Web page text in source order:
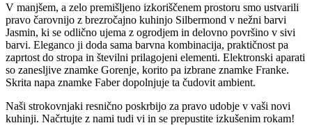
V manjšem, a zelo premišljeno izkoriščenem prostoru smo ustvarili
pravo čarovnijo z brezročajno kuhinjo Silbermond v nežni barvi
Jasmin, ki se odlično ujema z ogrodjem in delovno površino v sivi
barvi. Eleganco ji doda sama barvna kombinacija, praktičnost pa
zaprtost do stropa in številni prilagojeni elementi. Elektronski aparati
so zanesljive znamke Gorenje, korito pa izbrane znamke Franke.
Skrita napa znamke Faber dopolnjuje ta čudovit ambient.
Naši strokovnjaki resnično poskrbijo za pravo udobje v vaši novi
kuhinji. Načrtujte z nami tudi vi in se prepustite izkušenim rokam!